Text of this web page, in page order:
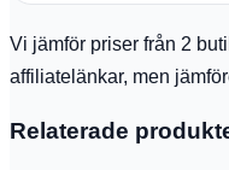
Vi jämför priser från 2
affiliatelänkar, men
Relaterade